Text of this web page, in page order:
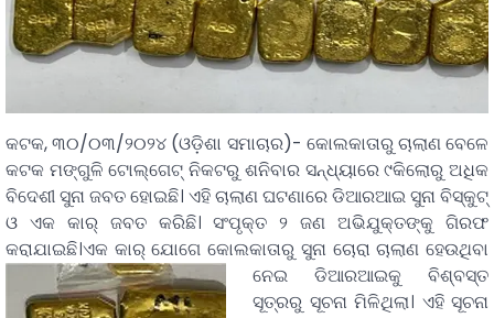
କଟକ, ୩୦/୦୩/୨୦୨୪ (ଓଡ଼ିଶା ସମାଚାର)- କୋଲକାତାରୁ ଚାଲାଣ ବେଳେ
କଟକ ମଙ୍ଗୁଳି ଟୋଲ୍ଗେଟ୍ ନିକଟରୁ ଶନିବାର ସନ୍ଧ୍ୟାରେ ୯କିଲୋରୁ ଅଧିକ
ବିଦେଶୀ ସୁନା ଜବତ ହୋଇଛି। ଏହି ଚାଲାଣ ଘଟଣାରେ ଡିଆରଆଇ ସୁନା ବିସ୍କୁଟ୍
ଓ ଏକ କାର୍ ଜବତ କରିଛି। ସଂପୃକ୍ତ ୨ ଜଣ ଅଭିଯୁକ୍ତଙ୍କୁ ଗିରଫ
କରାଯାଇଛି।ଏକ କାର୍ ଯୋଗେ କୋଲକାତାରୁ ସୁନା ଚୋରା ଚାଲାଣ ହେଉଥିବା
ନେଇ ଡିଆରଆଇକୁ ବିଶ୍ବସ୍ତ
ସୂତ୍ରରୁ ସୂଚନା ମିଳିଥିଲା। ଏହି ସୂଚନା